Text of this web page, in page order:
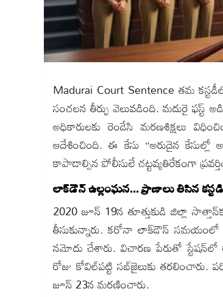
Madurai Court Sentence తమ
సంచలన తీర్పు వెలువడింది. మదురై ఫస్ట్‌
అధికారులకు రెండేసి మరణశిక్షలు
ఆదేశించింది. ఈ కేసు “అరుదైన కేసుల్లో
కాపాడాల్సిన పోలీసులే చట్టవ్యతిరేకంగా
లాక్‌డౌన్‌ ఉల్లంఘన… ప్రాణాలు తీసిన కస్టడీ
2020 జూన్‌ 19న తూత్తుకుడి జిల్లా
తీసుకున్నారు. కరోనా లాక్‌డౌన్‌
నమోదు చేశారు. విచారణ పేరుతో
రోజు కోవిల్‌పట్టి సబ్‌జైలుకు
జూన్‌ 23న మరణించారు.